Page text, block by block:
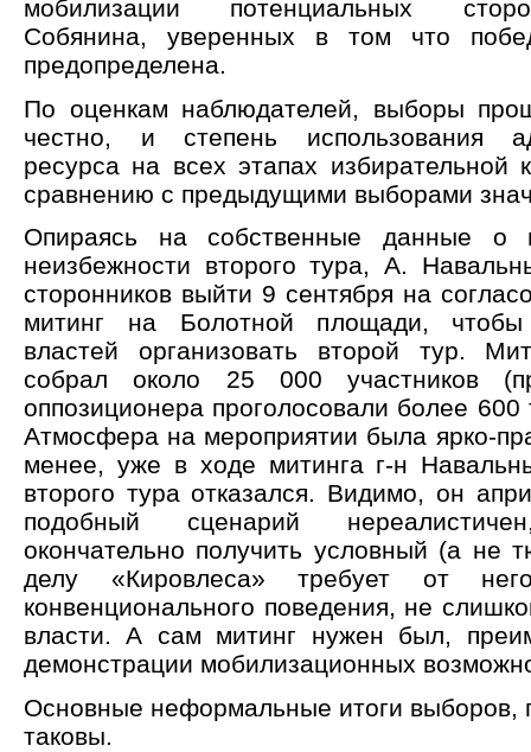
мобилизации потенциальных
Собянина, уверенных в том что
предопределена.
По оценкам наблюдателей, выборы
честно, и степень использования
ресурса на всех этапах избирательной
сравнению с предыдущими выборами
Опираясь на собственные данные о
неизбежности второго тура, А.
сторонников выйти 9 сентября на
митинг на Болотной площади, чтобы
властей организовать второй тур.
собрал около 25 000 участников
оппозиционера проголосовали более 600
Атмосфера на мероприятии была ярко-
менее, уже в ходе митинга г-н
второго тура отказался. Видимо, он
подобный сценарий
окончательно получить условный (а не
делу «Кировлеса» требует от него
конвенционального поведения, не
власти. А сам митинг нужен был,
демонстрации мобилизационных
Основные неформальные итоги
таковы.